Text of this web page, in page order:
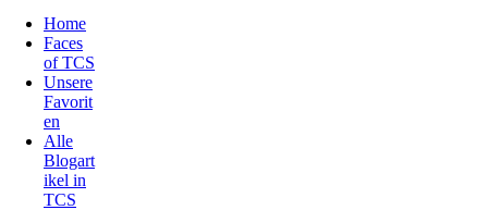
Home
Faces
of TCS
Unsere
Favorit
en
Alle
Blogart
ikel in
TCS